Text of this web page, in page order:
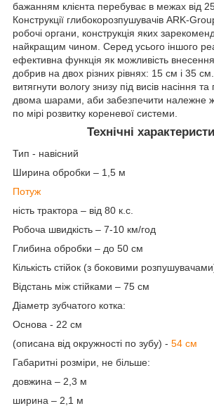
бажанням клієнта перебуває в межах від
Конструкції глибокорозпушувачів ARK-
робочі органи, конструкція яких
найкращим чином. Серед усього іншого
ефективна функція як можливість
добрив на двох різних рівнях: 15 см і 35
витягнути вологу знизу під висів насіння
двома шарами, аби забезпечити належне
по мірі розвитку кореневої системи.
Технічні
Тип - навісний
Ширина обробки – 1,5 м
Потуж
ність трактора – від 80 к.с.
Робоча швидкість – 7-10 км/год
Глибина обробки – до 50 см
Кількість стійок (з боковими
Відстань між стійками – 75 см
Діаметр зубчатого котка:
Основа - 22 см
(описана від окружності по зубу) - 54 см
Габаритні розміри, не більше:
довжина – 2,3 м
ширина – 2,1 м